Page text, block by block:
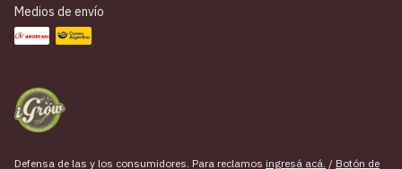
Medios de envío
Defensa de las y los consumidores. Para reclamos ingresá acá. / Botón de